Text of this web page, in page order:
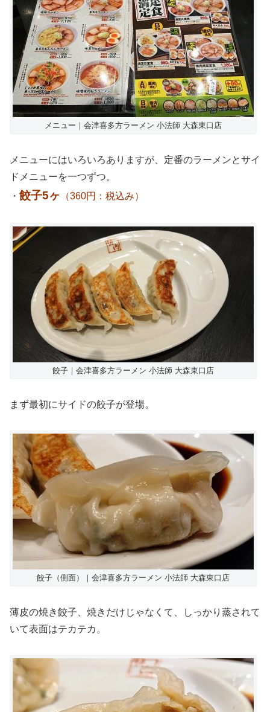
メニュー｜会津喜多方ラーメン 小法師 大森東口店
メニューにはいろいろありますが、定番のラーメンとサイ
ドメニューを一つずつ。
・ 餃子5ヶ （360円：税込み）
餃子｜会津喜多方ラーメン 小法師 大森東口店
まず最初にサイドの餃子が登場。
餃子（側面）｜会津喜多方ラーメン 小法師 大森東口店
薄皮の焼き餃子、焼きだけじゃなくて、しっかり蒸されて
いて表面はテカテカ。